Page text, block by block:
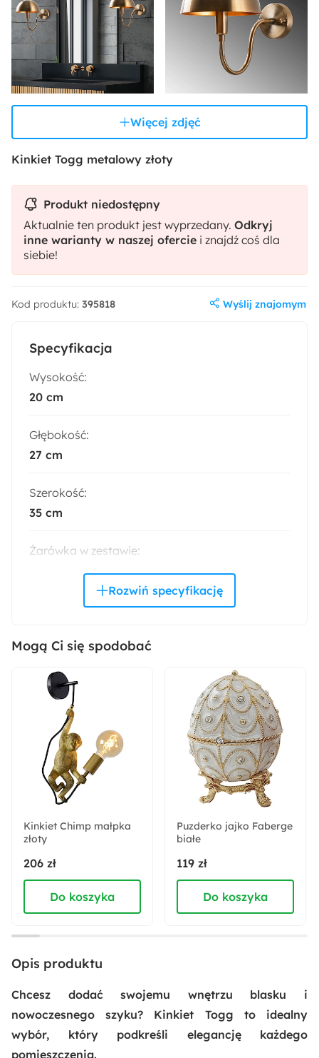
Więcej zdjęć
Specyfikacja
Wysokość:
20 cm
Głębokość:
27 cm
Szerokość:
35 cm
Żarówka w zestawie:
Liczba punktów świetlnych:
Nowoczesny
Złoty
Montaż:
Do samodzielnego montażu
Trendy:
Marmur i złoto
Materiał:
Metal
Pomieszczenie:
Pokój dziecka
Rodzaj trzonka:
E14
Mogą Ci się spodobać
Kinkiet Chimp małpka
złoty
206 zł
Do koszyka
Puzderko jajko Faberge
białe
119 zł
Do koszyka
Opis produktu
Chcesz dodać swojemu wnętrzu blasku i
nowoczesnego szyku? Kinkiet Togg to idealny
wybór, który podkreśli elegancję każdego
pomieszczenia.
Kinkiet Togg metalowy złoty
Produkt niedostępny
Aktualnie ten produkt jest wyprzedany. Odkryj
inne warianty w naszej ofercie i znajdź coś dla
siebie!
Kod produktu: 395818 Wyślij znajomym